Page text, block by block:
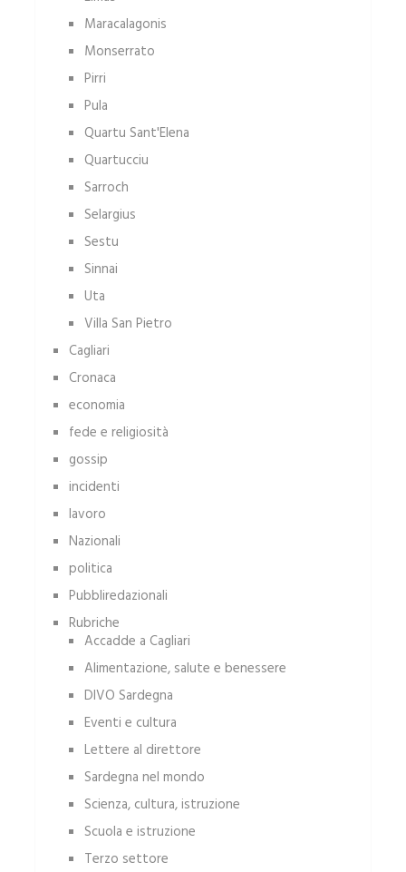
Maracalagonis
Monserrato
Pirri
Pula
Quartu Sant'Elena
Quartucciu
Sarroch
Selargius
Sestu
Sinnai
Uta
Villa San Pietro
Cagliari
Cronaca
economia
fede e religiosità
gossip
incidenti
lavoro
Nazionali
politica
Pubbliredazionali
Rubriche
Accadde a Cagliari
Alimentazione, salute e benessere
DIVO Sardegna
Eventi e cultura
Lettere al direttore
Sardegna nel mondo
Scienza, cultura, istruzione
Scuola e istruzione
Terzo settore